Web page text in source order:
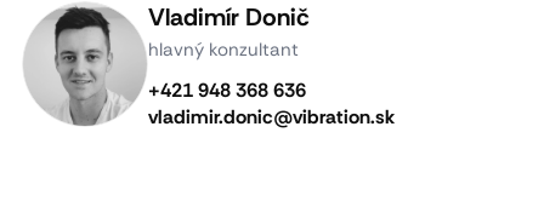
Vladimír Donič
hlavný konzultant
+421 948 368 636
vladimir.donic@vibration.sk